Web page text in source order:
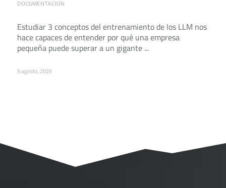
DOCUMENTACION
Estudiar 3 conceptos del entrenamiento de los LLM nos
hace capaces de entender por qué una empresa
pequeña puede superar a un gigante ...
5 agosto, 2026